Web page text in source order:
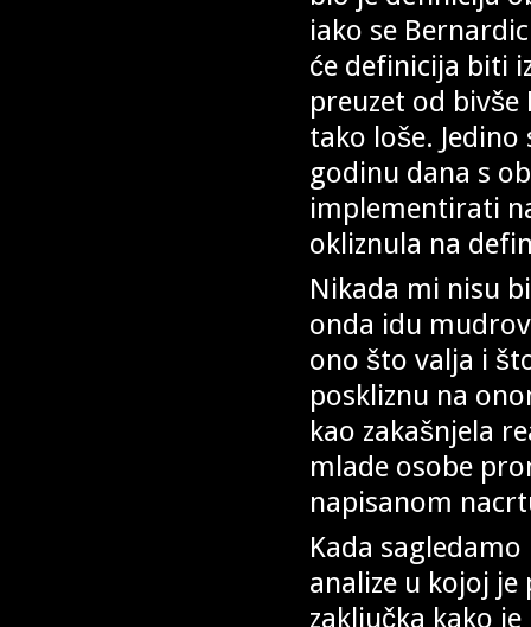
iako se
će definicija biti
preuzet od
tako loše.
godinu dana s
implementirati
okliznula na
Nikada mi nisu
onda idu
ono što valja i
poskliznu na
kao zakašnjela
mlade osobe
napisanom
Kada
analize u kojoj
zaključka kako